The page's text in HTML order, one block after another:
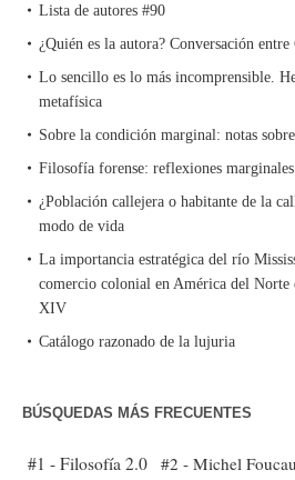
Lista de autores #90
¿Quién es la autora? Conversación
Lo sencillo es lo más incomprensible.
metafísica
Sobre la condición marginal: notas
Filosofía forense: reflexiones
¿Población callejera o habitante de la
modo de vida
La importancia estratégica del río
comercio colonial en América del Norte
XIV
Catálogo razonado de la lujuria
BÚSQUEDAS MÁS FRECUENTES
#1 - Filosofía 2.0 #2 - Michel